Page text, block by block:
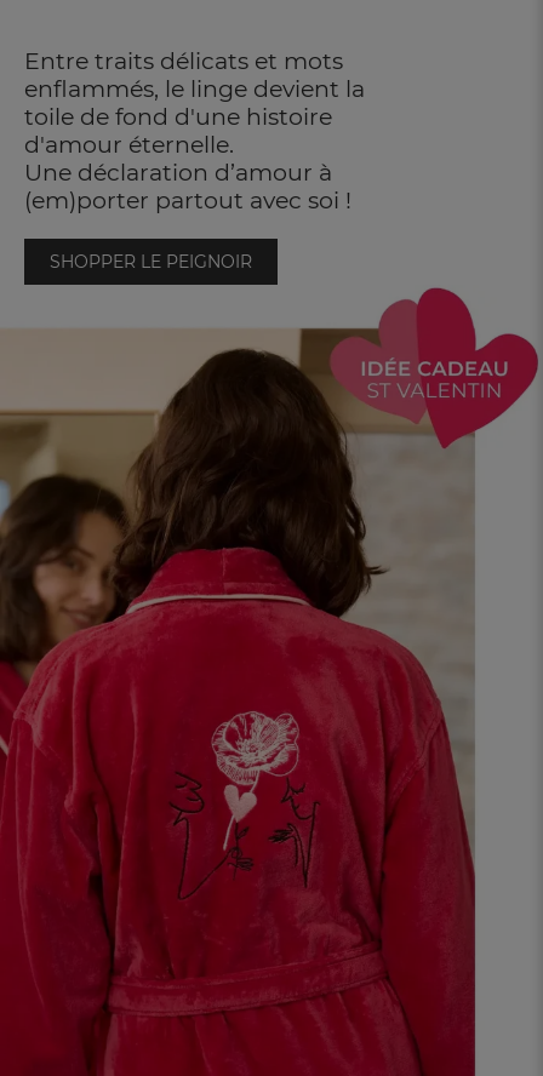
Entre traits délicats et mots
enflammés, le linge devient la
toile de fond d'une histoire
d'amour éternelle.
Une déclaration d’amour à
(em)porter partout avec soi !
SHOPPER LE PEIGNOIR